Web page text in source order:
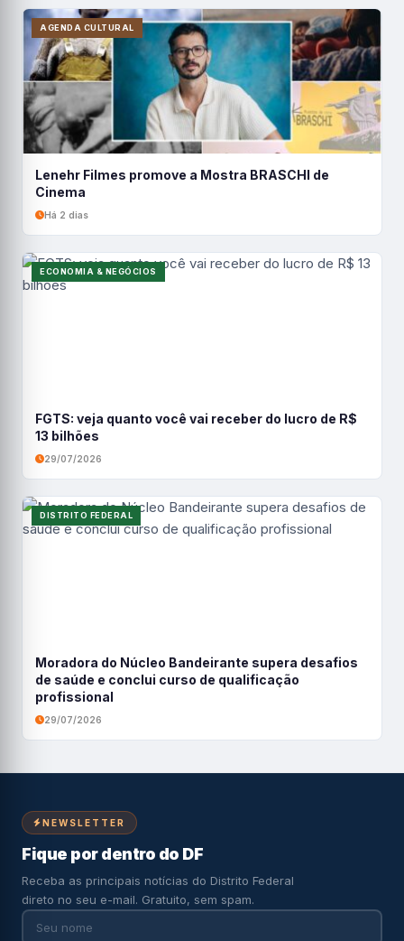
AGENDA CULTURAL
Lenehr Filmes promove a Mostra BRASCHI de
Cinema
Há 2 dias
ECONOMIA & NEGÓCIOS
FGTS: veja quanto você vai receber do lucro de R$
13 bilhões
29/07/2026
DISTRITO FEDERAL
Moradora do Núcleo Bandeirante supera desafios
de saúde e conclui curso de qualificação
profissional
29/07/2026
NEWSLETTER
Fique por dentro do DF
Receba as principais notícias do Distrito Federal
direto no seu e-mail. Gratuito, sem spam.